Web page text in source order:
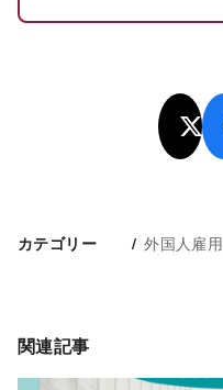
カテゴリー 外国人雇用
関連記事